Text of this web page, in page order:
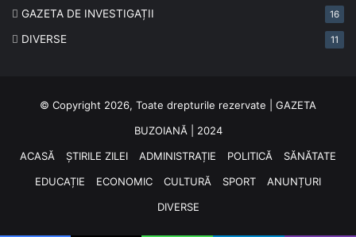
GAZETA DE INVESTIGAȚII 16
DIVERSE 11
© Copyright 2026, Toate drepturile rezervate | GAZETA
BUZOIANĂ | 2024
ACASĂ
ȘTIRILE ZILEI ADMINISTRAȚIE POLITICĂ
SĂNĂTATE
EDUCAȚIE
ECONOMIC CULTURĂ SPORT
ANUNȚURI
DIVERSE